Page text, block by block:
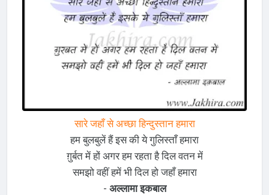
सारे जहाँ से अच्छा हिन्दुस्तान हमारा
हम बुलबुलें हैं इस की ये गुलिस्ताँ हमारा
ग़ुर्बत में हों अगर हम रहता है दिल वतन में
समझो वहीं हमें भी दिल हो जहाँ हमारा
- अल्लामा इकबाल